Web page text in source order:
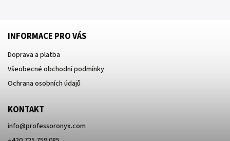
INFORMACE PRO VÁS
Doprava a platba
Všeobecné obchodní podmínky
Ochrana osobních údajů
KONTAKT
info@professoronyx.com